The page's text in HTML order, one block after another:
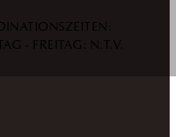
- FREITAG: N.T.V.